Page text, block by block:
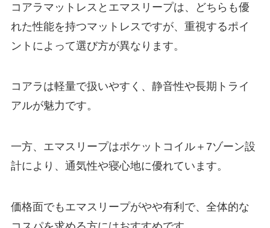
コアラマットレスとエマスリープは、どちらも優
れた性能を持つマットレスですが、重視するポイ
ントによって選び方が異なります。
コアラは軽量で扱いやすく、静音性や長期トライ
アルが魅力です。
一方、エマスリープはポケットコイル＋7ゾーン設
計により、通気性や寝心地に優れています。
価格面でもエマスリープがやや有利で、全体的な